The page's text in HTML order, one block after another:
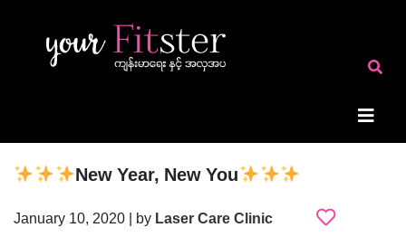
New Year, New You
January 10, 2020 | byLaser Care Clinic